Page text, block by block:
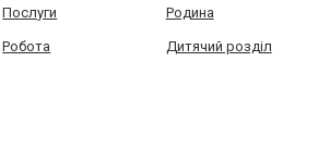
Послуги Родина
Робота Дитячий розділ